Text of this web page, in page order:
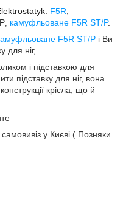
F5R
P камуфльоване F5R ST/P.
F5R ST/P і Ви
для ніг,
і підставкою для
підставку для ніг, вона
крісла, що й
у Києві ( Позняки